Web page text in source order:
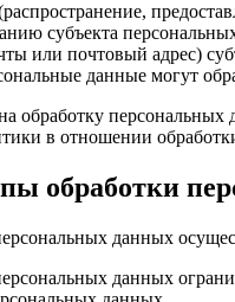
субъекта
или почтовый адрес)
данные могут
обработку
в отношении
обработки
данных
данных